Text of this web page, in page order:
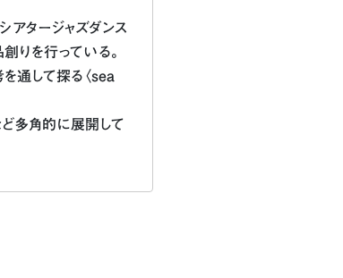
アタージャズダンス
りを行っている。
通して探る〈sea
多角的に展開して